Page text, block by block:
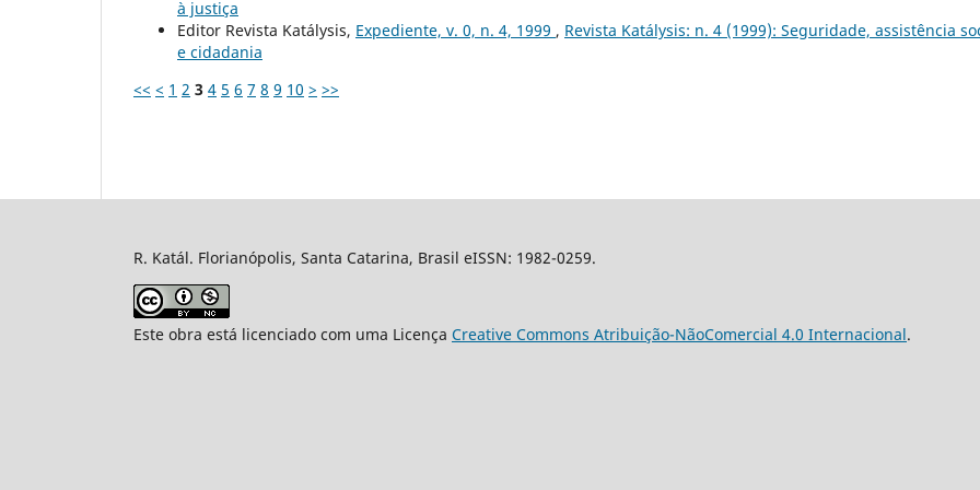
à justiça
Editor Revista Katálysis, Expediente, v. 0, n. 4, 1999 , Revista Katálysis: n. 4 (1999): Seguridade, assistência
e cidadania
<< < 1 2 3 4 5 6 7 8 9 10 > >>
R. Katál. Florianópolis, Santa Catarina, Brasil eISSN: 1982-0259.
Este obra está licenciado com uma Licença Creative Commons Atribuição-NãoComercial 4.0 Internacional.